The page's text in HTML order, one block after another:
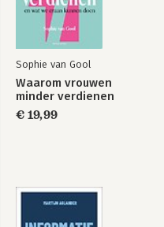
Sophie van Gool
Waarom vrouwen
minder verdienen
€ 19,99